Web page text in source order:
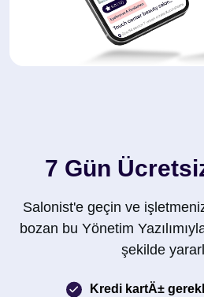
7 Gün
Salonist'e geçin ve
bozan bu Yönetim
şekilde
Kredi kartÄ±